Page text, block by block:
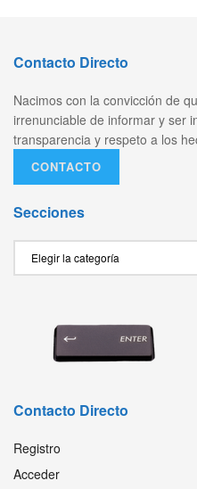
Contacto Directo
Nacimos con la convicción de
irrenunciable de informar y ser
transparencia y respeto a los
CONTACTO
Secciones
Contacto Directo
Registro
Acceder